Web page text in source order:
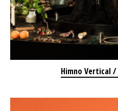
Himno Vertical /